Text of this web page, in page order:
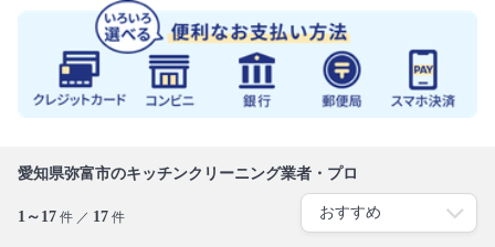
愛知県弥富市のキッチンクリーニング業者・プロ
1～17 件 ／ 17 件